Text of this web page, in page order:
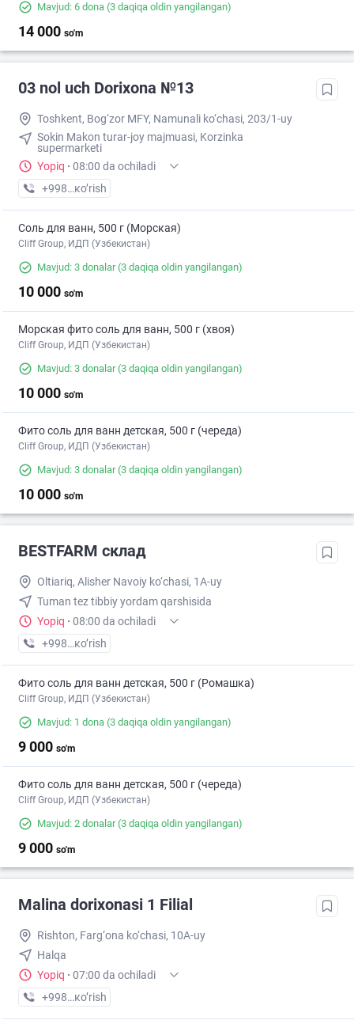
Mavjud: 6 dona (3 daqiqa oldin yangilangan)
14 000 so'm
03 nol uch Dorixona №13
Toshkent, Bog‘zor MFY, Namunali ko‘chasi, 203/1-uy
Sokin Makon turar-joy majmuasi, Korzinka
supermarketi
Yopiq · 08:00 da ochiladi
+998 (77) XXX-XX-XX
кo’rish
Соль для ванн, 500 г (Морская)
Cliff Group, ИДП (Узбекистан)
Mavjud: 3 donalar(3 daqiqa oldin yangilangan)
10 000 so'm
Морская фито соль для ванн, 500 г (хвоя)
Cliff Group, ИДП (Узбекистан)
Mavjud: 3 donalar(3 daqiqa oldin yangilangan)
10 000 so'm
Фито соль для ванн детская, 500 г (череда)
Cliff Group, ИДП (Узбекистан)
Mavjud: 3 donalar(3 daqiqa oldin yangilangan)
10 000 so'm
BESTFARM склад
Oltiariq, Alisher Navoiy ko‘chasi, 1A-uy
Tuman tez tibbiy yordam qarshisida
Yopiq · 08:00 da ochiladi
+998 (91) XXX-XX-XX
кo’rish
Фито соль для ванн детская, 500 г (Ромашка)
Cliff Group, ИДП (Узбекистан)
Mavjud: 1 dona (3 daqiqa oldin yangilangan)
9 000 so'm
Фито соль для ванн детская, 500 г (череда)
Cliff Group, ИДП (Узбекистан)
Mavjud: 2 donalar(3 daqiqa oldin yangilangan)
9 000 so'm
Malina dorixonasi 1 Filial
Rishton, Farg‘ona ko‘chasi, 10A-uy
Halqa
Yopiq · 07:00 da ochiladi
+998 (99) XXX-XX-XX
кo’rish